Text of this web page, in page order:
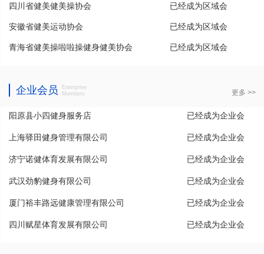
员
四川省健美健美操协会 已经成为区域会
员
安徽省健美运动协会 已经成为区域会
员
青海省健美操啦啦操健身健美协会 已经成为区域会
企业会员
Enterprise
Members
更多 >>
阳原县小四健身服务店 已经成为企业会
员
上海驿田健身管理有限公司 已经成为企业会
员
济宁诺健体育发展有限公司 已经成为企业会
员
武汉劲豹健身有限公司 已经成为企业会
员
厦门裕丰路远健康管理有限公司 已经成为企业会
员
四川赋星体育发展有限公司 已经成为企业会